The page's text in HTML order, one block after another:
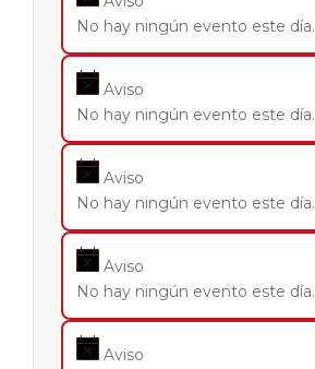
No hay ningún evento este día.
Aviso
No hay ningún evento este día.
Aviso
No hay ningún evento este día.
Aviso
No hay ningún evento este día.
Aviso